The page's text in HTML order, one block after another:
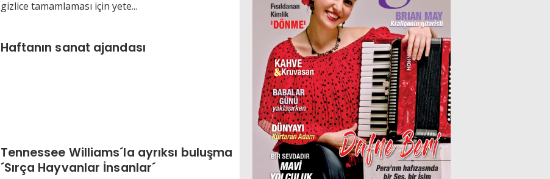
gizlice tamamlaması için yete...
Haftanın sanat ajandası
Tennessee Williams´la ayrıksı buluşma
´Sırça Hayvanlar İnsanlar´
Acının gülümsemeyi öğrettiği halk
Selin SÜAR 5 Ağustos 2026